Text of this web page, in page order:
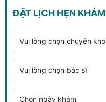
ĐẶT LỊCH HẸN KHÁM